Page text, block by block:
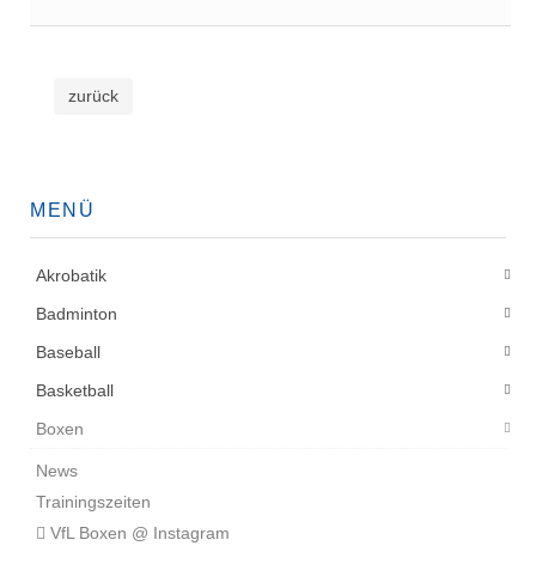
zurück
MENÜ
Akrobatik
Badminton
Baseball
Basketball
Boxen
News
Trainingszeiten
VfL Boxen @ Instagram